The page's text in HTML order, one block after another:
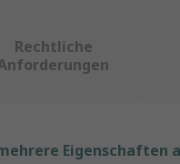
Rechtliche
Eigenschaften